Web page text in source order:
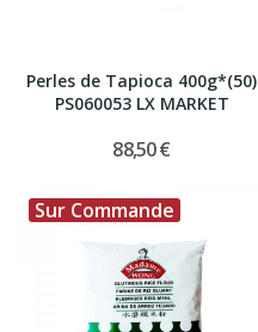
Perles de Tapioca 400g*(50)
PS060053 LX MARKET
88,50 €
Sur Commande